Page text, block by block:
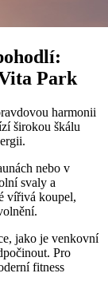
Park
harmonii
širokou škálu
nebo v
svaly a
vířivá koupel,
jako je venkovní
Pro
fitness